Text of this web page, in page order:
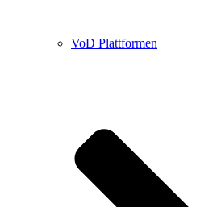
VoD Plattformen